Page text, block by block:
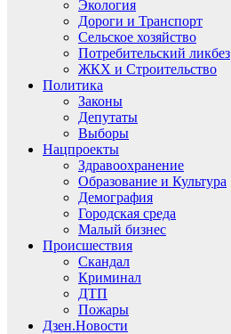
Экология
Дороги и Транспорт
Сельское хозяйство
Потребительский ликбез
ЖКХ и Строительство
Политика
Законы
Депутаты
Выборы
Нацпроекты
Здравоохранение
Образование и Культура
Демография
Городская среда
Малый бизнес
Происшествия
Скандал
Криминал
ДТП
Пожары
Дзен.Новости